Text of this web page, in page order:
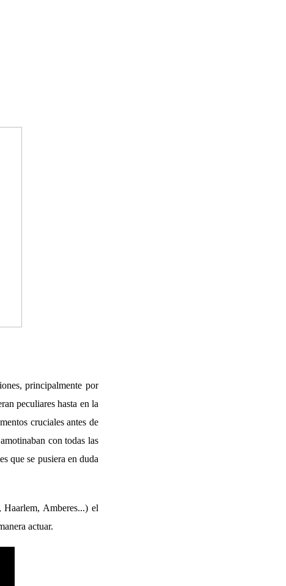
principalmente por
peculiares hasta en la
cruciales antes de
con todas las
que se pusiera en duda
Amberes...) el
actuar.